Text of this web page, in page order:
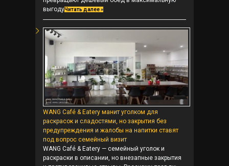
выгодуЧитать далее »
WANG Café & Eatery манит уголком для
раскрасок и сладостями, но закрытия без
предупреждения и жалобы на напитки ставят
под вопрос семейный визит
WANG Café & Eatery — семейный уголок и
раскраски в описании, но внезапные закрытия